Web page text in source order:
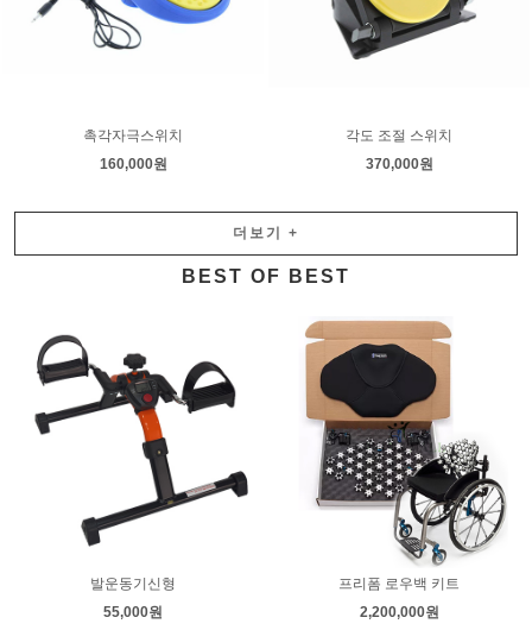
촉각자극스위치
160,000원
각도 조절 스위치
370,000원
더보기 +
BEST OF BEST
발운동기신형
55,000원
프리폼 로우백 키트
2,200,000원